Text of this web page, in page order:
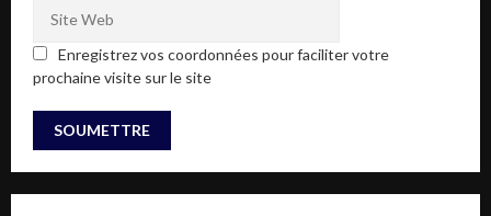
Enregistrez vos coordonnées pour faciliter votre
prochaine visite sur le site